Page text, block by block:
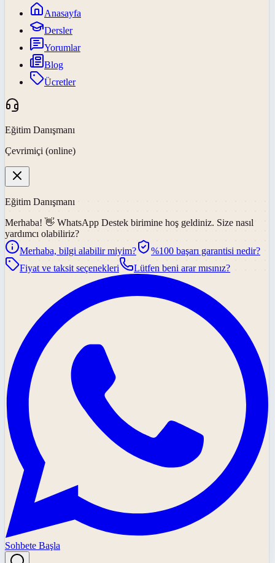
Anasayfa
Dersler
Yorumlar
Blog
Ücretler
Eğitim Danışmanı
Çevrimiçi (online)
Eğitim Danışmanı
Merhaba! 👋 WhatsApp Destek birimine hoş geldiniz. Size nasıl
yardımcı olabiliriz?
Merhaba, bilgi alabilir miyim?
%100 başarı garantisi nedir?
Fiyat ve taksit seçenekleri
Lütfen beni arar mısınız?
Sohbete Başla